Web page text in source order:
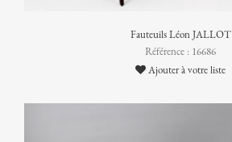
Fauteuils Léon JALLOT
Référence : 16686
Ajouter à votre liste